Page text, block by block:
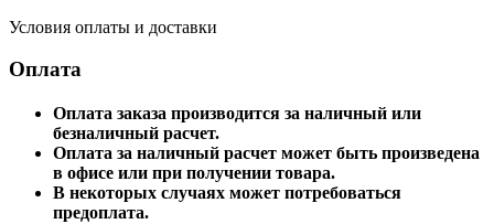
Условия оплаты и доставки
Оплата
Оплата заказа производится за наличный или
безналичный расчет.
Оплата за наличный расчет может быть произведена
в офисе или при получении товара.
В некоторых случаях может потребоваться
предоплата.